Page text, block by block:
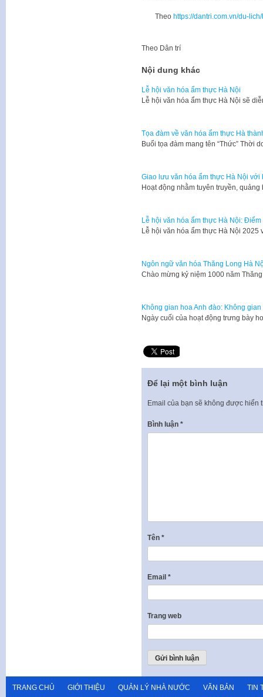
Theohttps://dantri.com.vn/du-
Theo Dân trí
Nội dung khác
Lễ hội văn hóa ẩm thực Hà Nội
Lễ hội văn hóa ẩm thực Hà Nội sẽ
Tọa đàm về văn hóa ẩm thực Hà
Buổi tọa đàm mang tên “Thức”
Giao lưu văn hóa ẩm thực Hà Nội với
Hoạt động nhằm tuyên truyền,
Lễ hội văn hóa ẩm thực Hà Nội:
Lễ hội văn hóa ẩm thực Hà Nội 2025
Ngôn ngữ văn hóa Thăng Long Hà
​Chào mừng kỷ niệm 1000 năm
Không gian hoa Anh đào: Không
Ngày cuối của hoạt động trưng bày
Để lại một bình luận
Email của bạn sẽ không được hiển
Bình luận *
Tên *
Email *
Trang web
TRANG CHỦ GIỚI THIỆU QUẢN LÝ NHÀ NƯỚC VĂN BẢN TIN